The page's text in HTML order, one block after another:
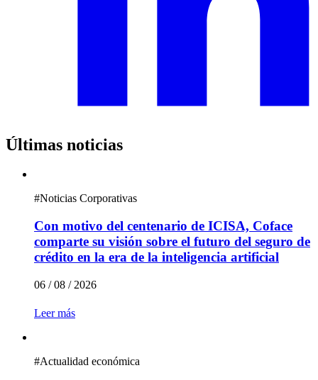
Últimas noticias
#Noticias Corporativas
Con motivo del centenario de ICISA, Coface
comparte su visión sobre el futuro del seguro de
crédito en la era de la inteligencia artificial
06 / 08 / 2026
Leer más
#Actualidad económica